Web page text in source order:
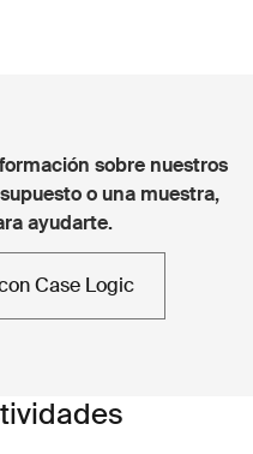
pestaña
sobre nuestros
o una muestra,
ayudarte.
Case Logic